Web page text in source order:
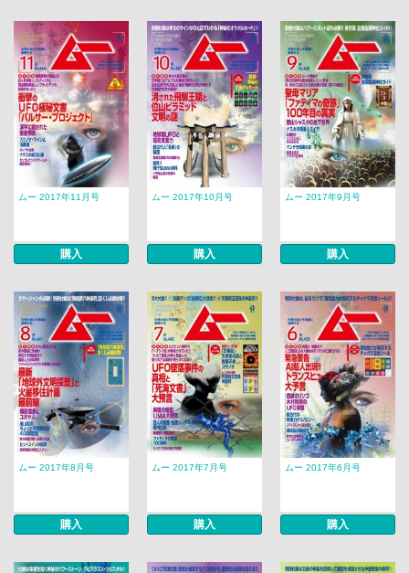
ムー 2017年11月号
購入
ムー 2017年10月号
購入
ムー 2017年9月号
購入
ムー 2017年8月号
購入
ムー 2017年7月号
購入
ムー 2017年6月号
購入